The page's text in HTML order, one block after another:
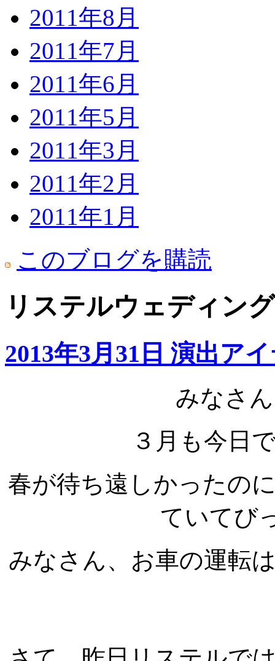
2011年8月
2011年7月
2011年6月
2011年5月
2011年3月
2011年2月
2011年1月
このブログを購読
リステルウェディン
2013年3月31日 演出ア
みなさ
３月も今日
春が待ち遠しかったの
ていてび
みなさん、お車の運転